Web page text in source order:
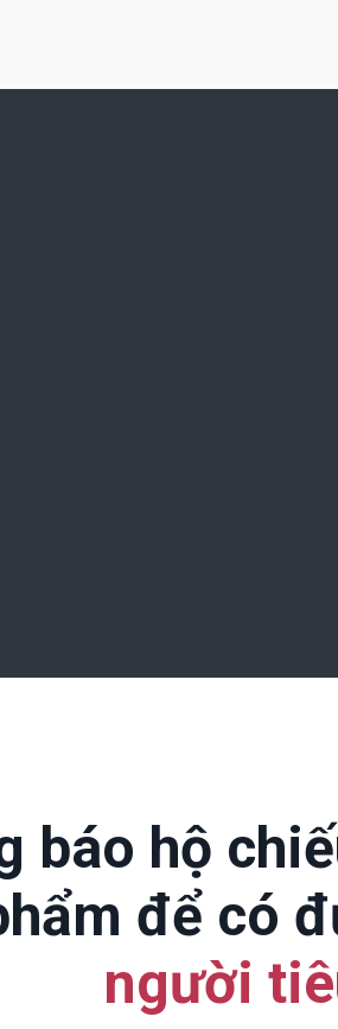
báo hộ
để có
người